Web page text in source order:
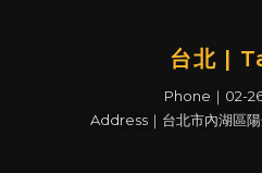
台北 |
Phone｜02-
Address｜台北市內湖區